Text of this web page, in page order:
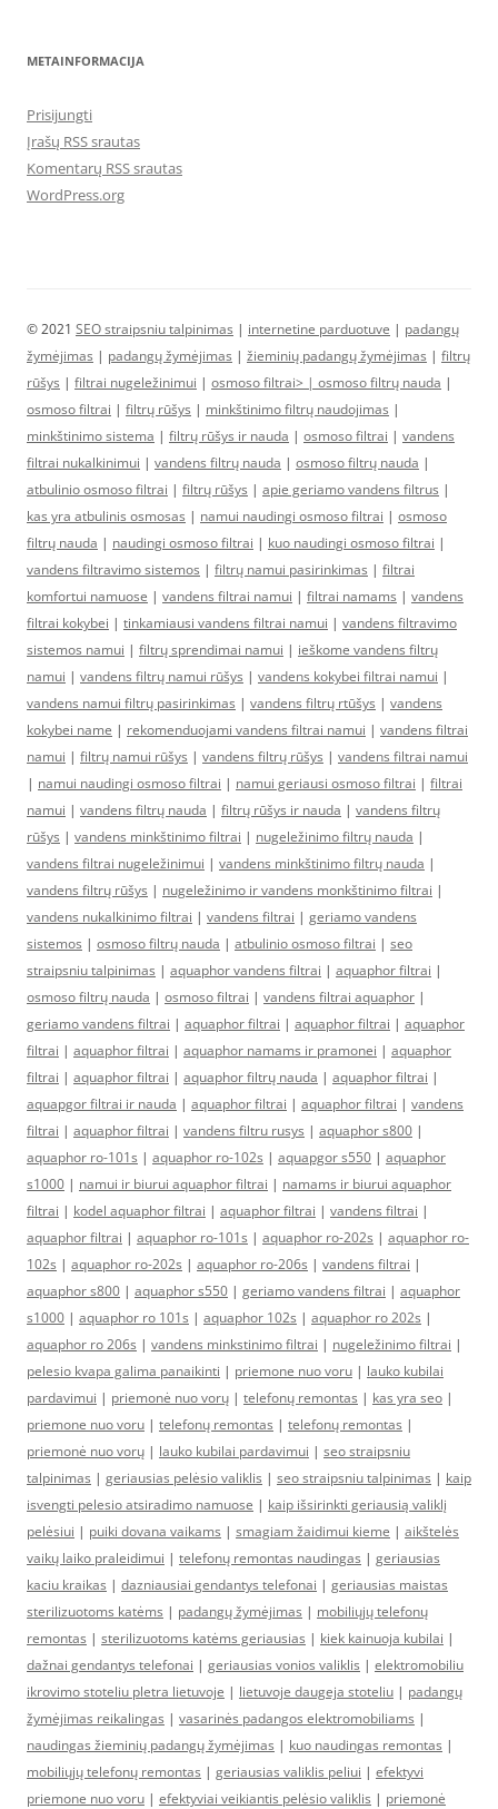
METAINFORMACIJA
Prisijungti
Įrašų RSS srautas
Komentarų RSS srautas
WordPress.org
© 2021 SEO straipsniu talpinimas | internetine parduotuve | padangų
žymėjimas | padangų žymėjimas | žieminių padangų žymėjimas | filtrų
rūšys | filtrai nugeležinimui | osmoso filtrai> | osmoso filtrų nauda |
osmoso filtrai | filtrų rūšys | minkštinimo filtrų naudojimas |
minkštinimo sistema | filtrų rūšys ir nauda | osmoso filtrai | vandens
filtrai nukalkinimui | vandens filtrų nauda | osmoso filtrų nauda |
atbulinio osmoso filtrai | filtrų rūšys | apie geriamo vandens filtrus |
kas yra atbulinis osmosas | namui naudingi osmoso filtrai | osmoso
filtrų nauda | naudingi osmoso filtrai | kuo naudingi osmoso filtrai |
vandens filtravimo sistemos | filtrų namui pasirinkimas | filtrai
komfortui namuose | vandens filtrai namui | filtrai namams | vandens
filtrai kokybei | tinkamiausi vandens filtrai namui | vandens filtravimo
sistemos namui | filtrų sprendimai namui | ieškome vandens filtrų
namui | vandens filtrų namui rūšys | vandens kokybei filtrai namui |
vandens namui filtrų pasirinkimas | vandens filtrų rtūšys | vandens
kokybei name | rekomenduojami vandens filtrai namui | vandens filtrai
namui | filtrų namui rūšys | vandens filtrų rūšys | vandens filtrai namui
| namui naudingi osmoso filtrai | namui geriausi osmoso filtrai | filtrai
namui | vandens filtrų nauda | filtrų rūšys ir nauda | vandens filtrų
rūšys | vandens minkštinimo filtrai | nugeležinimo filtrų nauda |
vandens filtrai nugeležinimui | vandens minkštinimo filtrų nauda |
vandens filtrų rūšys | nugeležinimo ir vandens monkštinimo filtrai |
vandens nukalkinimo filtrai | vandens filtrai | geriamo vandens
sistemos | osmoso filtrų nauda | atbulinio osmoso filtrai | seo
straipsniu talpinimas | aquaphor vandens filtrai | aquaphor filtrai |
osmoso filtrų nauda | osmoso filtrai | vandens filtrai aquaphor |
geriamo vandens filtrai | aquaphor filtrai | aquaphor filtrai | aquaphor
filtrai | aquaphor filtrai | aquaphor namams ir pramonei | aquaphor
filtrai | aquaphor filtrai | aquaphor filtrų nauda | aquaphor filtrai |
aquapgor filtrai ir nauda | aquaphor filtrai | aquaphor filtrai | vandens
filtrai | aquaphor filtrai | vandens filtru rusys | aquaphor s800 |
aquaphor ro-101s | aquaphor ro-102s | aquapgor s550 | aquaphor
s1000 | namui ir biurui aquaphor filtrai | namams ir biurui aquaphor
filtrai | kodel aquaphor filtrai | aquaphor filtrai | vandens filtrai |
aquaphor filtrai | aquaphor ro-101s | aquaphor ro-202s | aquaphor ro-
102s | aquaphor ro-202s | aquaphor ro-206s | vandens filtrai |
aquaphor s800 | aquaphor s550 | geriamo vandens filtrai | aquaphor
s1000 | aquaphor ro 101s | aquaphor 102s | aquaphor ro 202s |
aquaphor ro 206s | vandens minkstinimo filtrai | nugeležinimo filtrai |
pelesio kvapa galima panaikinti | priemone nuo voru | lauko kubilai
pardavimui | priemonė nuo vorų | telefonų remontas | kas yra seo |
priemone nuo voru | telefonų remontas | telefonų remontas |
priemonė nuo vorų | lauko kubilai pardavimui | seo straipsniu
talpinimas | geriausias pelėsio valiklis | seo straipsniu talpinimas | kaip
isvengti pelesio atsiradimo namuose | kaip išsirinkti geriausią valiklį
pelėsiui | puiki dovana vaikams | smagiam žaidimui kieme | aikštelės
vaikų laiko praleidimui | telefonų remontas naudingas | geriausias
kaciu kraikas | dazniausiai gendantys telefonai | geriausias maistas
sterilizuotoms katėms | padangų žymėjimas | mobiliųjų telefonų
remontas | sterilizuotoms katėms geriausias | kiek kainuoja kubilai |
dažnai gendantys telefonai | geriausias vonios valiklis | elektromobiliu
ikrovimo stoteliu pletra lietuvoje | lietuvoje daugeja stoteliu | padangų
žymėjimas reikalingas | vasarinės padangos elektromobiliams |
naudingas žieminių padangų žymėjimas | kuo naudingas remontas |
mobiliųjų telefonų remontas | geriausias valiklis peliui | efektyvi
priemone nuo voru | efektyviai veikiantis pelėsio valiklis | priemonė